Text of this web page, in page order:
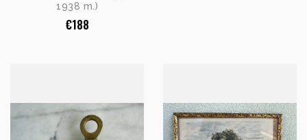
1938 m.)
€188